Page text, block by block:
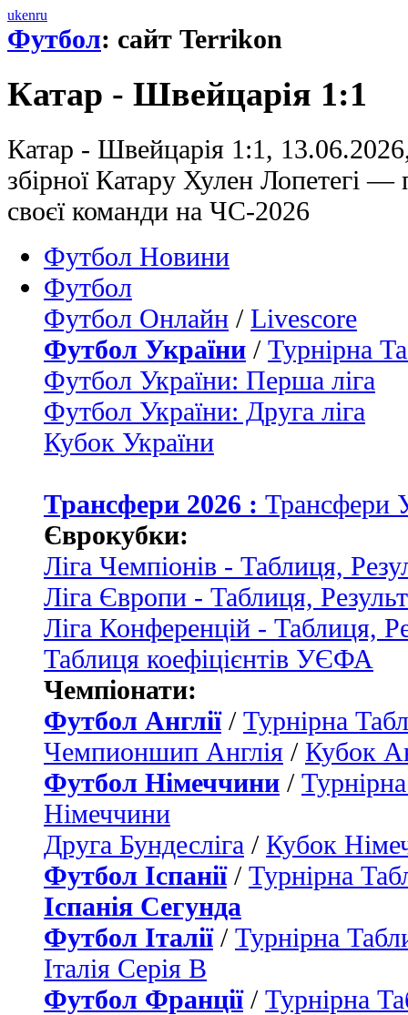
ukenru
Футбол: сайт Terrikon
Катар - Швейцарія 1:1
Катар - Швейцарія 1:1,
збірної Катару Хулен Лопетегі —
своєї команди на ЧС-2026
Футбол Новини
Футбол
Футбол Онлайн / Livescore
Футбол України / Турнірна
Футбол України: Перша ліга
Футбол України: Друга ліга
Кубок України
Трансфери 2026 : Трансфери
Єврокубки:
Ліга Чемпіонів - Таблиця,
Ліга Європи - Таблиця,
Ліга Конференцій - Таблиця,
Таблиця коефіцієнтів УЄФА
Чемпіонати:
Футбол Англії/ Турнірна
Чемпионшип Англія / Кубок
Футбол Німеччини /
Німеччини
Друга Бундесліга / Кубок
Футбол Іспанії/ Турнірна
Іспанія Сегунда
Футбол Італії/ Турнірна
Італія Серія B
Футбол Франції/ Турнірна